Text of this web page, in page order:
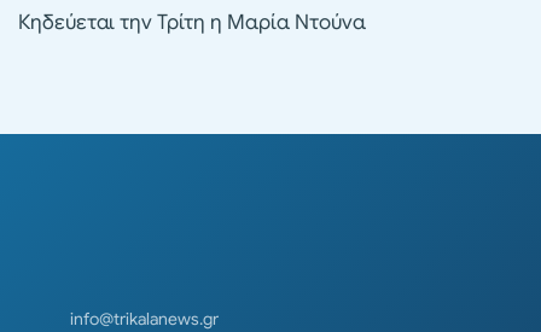
Κηδεύεται την Τρίτη η Μαρία Ντούνα
info@trikalanews.gr